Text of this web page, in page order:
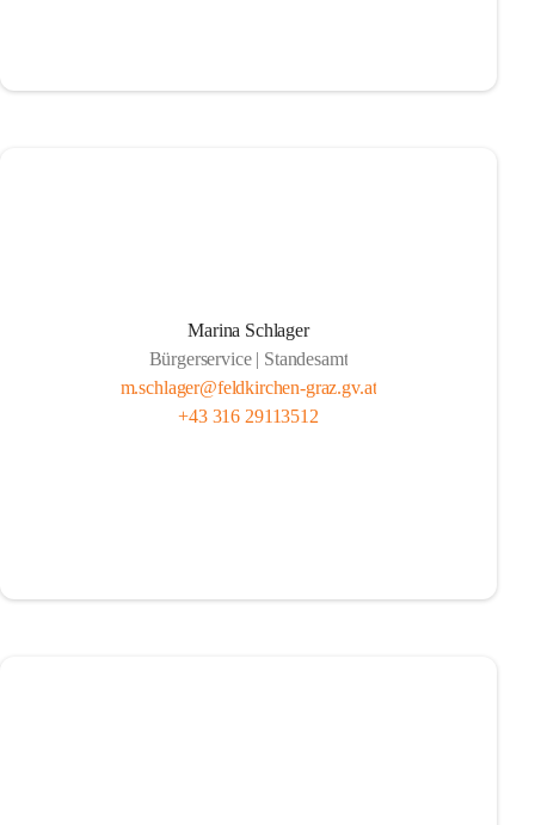
Marina Schlager
Bürgerservice | Standesamt
m.schlager@feldkirchen-graz.gv.at
+43 316 29113512